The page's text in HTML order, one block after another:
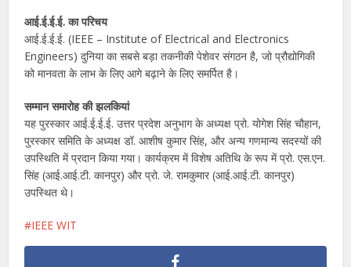
आई.ई.ई.ई. का परिचय
आई.ई.ई.ई. (IEEE – Institute of Electrical and Electronics
Engineers) दुनिया का सबसे बड़ा तकनीकी पेशेवर संगठन है, जो प्रौद्योगिकी
को मानवता के लाभ के लिए आगे बढ़ाने के लिए समर्पित है।
सम्मान समारोह की झलकियां
यह पुरस्कार आई.ई.ई.ई. उत्तर प्रदेश अनुभाग के अध्यक्ष प्रो. योगेश सिंह चौहान,
पुरस्कार समिति के अध्यक्ष डॉ. आशीष कुमार सिंह, और अन्य गणमान्य सदस्यों की
उपस्थिति में प्रदान किया गया। कार्यक्रम में विशेष अतिथि के रूप में प्रो. एस.एन.
सिंह (आई.आई.टी. कानपुर) और प्रो. जे. रामकुमार (आई.आई.टी. कानपुर)
उपस्थित थे।
IEEE WIT